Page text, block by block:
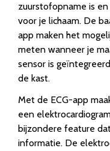
zuurstofopname is
voor je lichaam. De
app maken het
meten wanneer je
sensor is
de kast.
Met de ECG-app
een
bijzondere feature
informatie. De